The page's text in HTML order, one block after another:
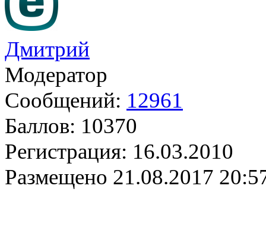
Дмитрий
Модератор
Сообщений: 12961
Баллов: 10370
Регистрация: 16.03.2010
Размещено 21.08.2017